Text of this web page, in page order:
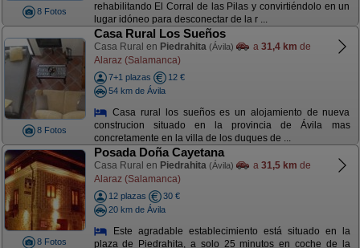
8 Fotos
rehabilitando El Corral de las Pilas y convirtiéndolo en un
lugar idóneo para desconectar de la r ...
8 Fotos
Casa Rural Los Sueños
Casa Rural en Piedrahita (Ávila) a 31,4 km de
Alaraz (Salamanca)
7+1 plazas
12 €
54 km de Ávila
Casa rural los sueños es un alojamiento de nueva
construcion situado en la provincia de Ávila mas
concretamente en la villa de los duques de ...
8 Fotos
Posada Doña Cayetana
Casa Rural en Piedrahita (Ávila) a 31,5 km de
Alaraz (Salamanca)
12 plazas
30 €
20 km de Ávila
Este agradable establecimiento está situado en la
plaza de Piedrahita, a solo 25 minutos en coche de la